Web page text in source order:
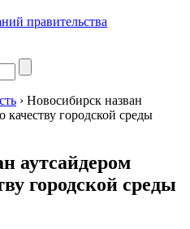
правительства
› Новосибирск назван
качеству городской среды
аутсайдером
городской среды